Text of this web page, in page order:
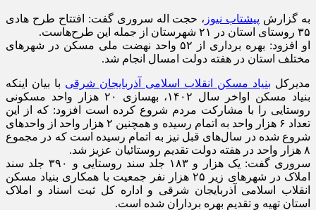
به گزارش پیشتاب نیوز ، حجت اله سروری گفت: افتتاح طرح هادی
۳۵ روستای استان در ۲۱ شهرستان از جمله این طرح‌هاست.
او افزود: بهره برداری از ۵۲ واحد نهضت ملی مسکن در شهرهای
مختلف استان در هفته دولت امسال انجام شد.
مدیرکل بنیاد مسکن انقلاب اسلامی آذربایجان شرقی با بیان اینکه
بنیاد مسکن اواخر سال ۱۴۰۲، بهسازی ۲۰ هزار واحد مسکونی
روستایی را با مشارکت مردم شروع کرده است افزود: که از این
تعداد ۶ هزار واحد به اتمام رسیده و همچنین ۲ هزار واحد از واحد‌های
شروع شده در سال‌های قبل نیز به اتمام رسیده است که در مجموع
۸ هزار واحد در هفته دولت تقدیم روستائیان عزیز شد.
سروری گفت: یک هزار و ۱۸۳ جلد سند روستایی و ۳۹۰ جلد سند
املاک در شهرهای زیر ۲۵ هزار نفر جمعیت با همکاری بنیاد مسکن
انقلاب اسلامی آذربایجان شرقی و اداره کل ثبت اسناد و املاک
استان تهیه و تقدیم بهره برداران شده است.